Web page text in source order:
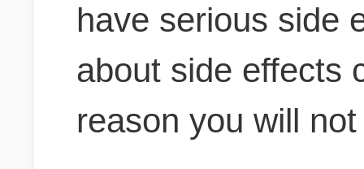
have serious side
about side effects
reason you will